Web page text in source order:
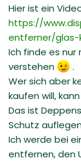
Hier ist ein
https://
entferner/
Ich finde es nur
verstehen
.
Wer sich aber
kaufen will,
Das ist
Schutz
Ich werde bei
entfernen, den